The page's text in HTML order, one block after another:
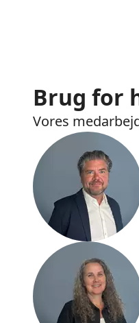
Brug for
Vores